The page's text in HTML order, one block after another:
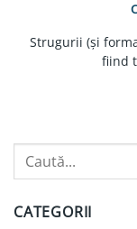
CATEGORII
Strugurii (și
fiind